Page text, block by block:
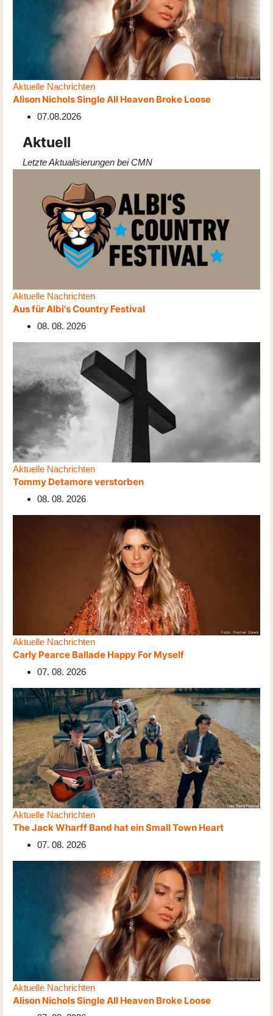
Aktuelle Nachrichten
Alison Nichols Single All Heaven Broke Loose
07.08.2026
Aktuell
Letzte Aktualisierungen bei CMN
Aktuelle Nachrichten
Aus für Albi's Country Festival
08. 08. 2026
Aktuelle Nachrichten
Tommy Detamore verstorben
08. 08. 2026
Aktuelle Nachrichten
Carly Pearce Ballade Happy For Myself
07. 08. 2026
Aktuelle Nachrichten
The Jack Wharff Band hat ein Small Town Heart
07. 08. 2026
Aktuelle Nachrichten
Alison Nichols Single All Heaven Broke Loose